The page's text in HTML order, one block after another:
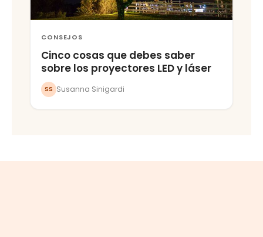
CONSEJOS
Cinco cosas que debes saber
sobre los proyectores LED y láser
SS Susanna Sinigardi